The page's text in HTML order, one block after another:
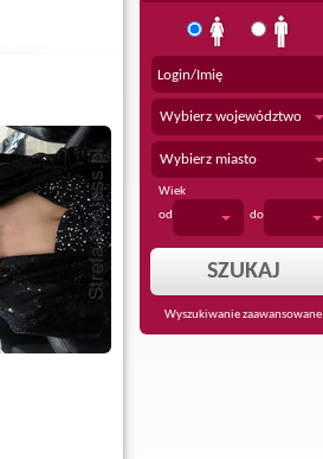
Wybierz województwo
Wybierz miasto
Wiek
od
do
Wyszukiwanie zaawansowane